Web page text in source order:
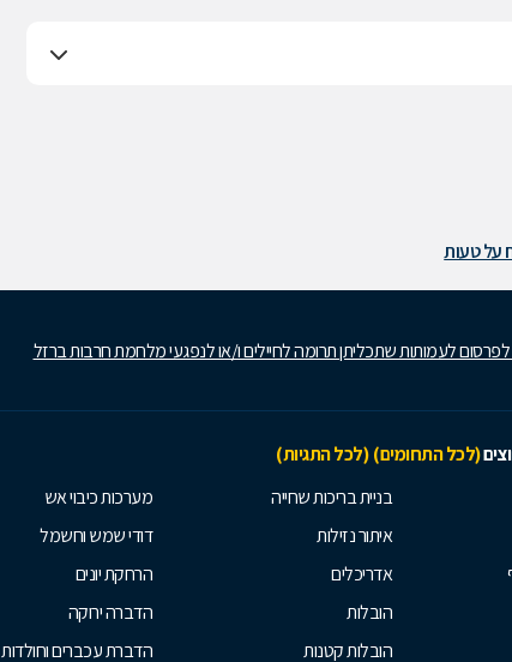
על טעות
לפרסום לעמותות שתכליתן תרומה לחיילים ו/או לנפגעי מלחמת חרבות ברזל
(לכל התחומים) (לכל התגיות)
בניית בריכות שחייה
איתור נזילות
אדריכלים
הובלות
הובלות קטנות
מערכות כיבוי אש
דודי שמש וחשמל
הרחקת יונים
הדברה ירוקה
הדברת עכברים וחולדות